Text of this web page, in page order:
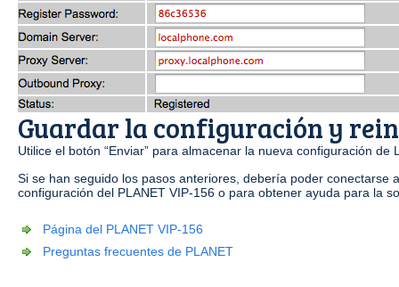
Guardar la configuración y
Utilice el botón “Enviar” para almacenar la nueva configuración
Si se han seguido los pasos anteriores, debería poder
configuración del PLANET VIP-156 o para obtener ayuda para la
Página del PLANET VIP-156
Preguntas frecuentes de PLANET